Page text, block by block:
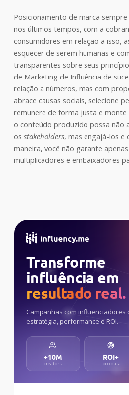
Posicionamento de marca
nos últimos tempos, com a
consumidores em relação a isso,
esquecer de serem humanas e
transparentes sobre seus
de Marketing de Influência de
relação a números, mas com
abrace causas sociais, selecione
remunere de forma justa e monte
o conteúdo produzido possa não
os stakeholders, mas engajá-los e
maneira, você não garante apenas
multiplicadores e embaixadores
Transforme
influência em
resultado real.
Campanhas com influenciadores
estratégia, performance e ROI.
+10M
creators
ROI+
foco data